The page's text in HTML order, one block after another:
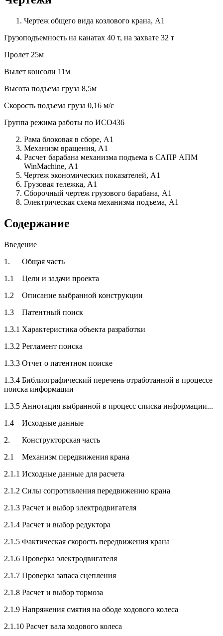
Чертеж общего вида козлового крана, А1
Грузоподъемность на канатах 40 т, на захвате 32 т
Пролет 25м
Вылет консоли 11м
Высота подъема груза 8,5м
Скорость подъема груза 0,16 м/с
Группа режима работы по ИСО436
Рама блоковая в сборе, А1
Механизм вращения, А1
Расчет барабана механизма подъема в САПР АПМ
WinMachine, А1
Чертеж экономических показателей, А1
Грузовая тележка, А1
Сборочный чертеж грузового барабана, А1
Электрическая схема механизма подъема, А1
Содержание
Введение
1. Общая часть
1.1 Цели и задачи проекта
1.2 Описание выбранной конструкции
1.3 Патентный поиск
1.3.1 Характеристика объекта разработки
1.3.2 Регламент поиска
1.3.3 Отчет о патентном поиске
1.3.4 Библиографический перечень отработанной в процессе
поиска информации
1.3.5 Аннотация выбранной в процесс списка информации...
1.4 Исходные данные
2. Конструкторская часть
2.1 Механизм передвижения крана
2.1.1 Исходные данные для расчета
2.1.2 Силы сопротивления передвижению крана
2.1.3 Расчет и выбор электродвигателя
2.1.4 Расчет и выбор редуктора
2.1.5 Фактическая скорость передвижения крана
2.1.6 Проверка электродвигателя
2.1.7 Проверка запаса сцепления
2.1.8 Расчет и выбор тормоза
2.1.9 Напряжения смятия на ободе ходового колеса
2.1.10 Расчет вала ходового колеса